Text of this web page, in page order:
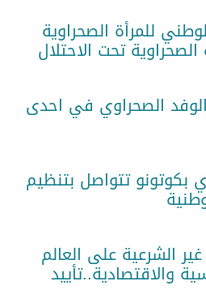
للمرأة الصحراوية
تحت الاحتلال
الصحراوي في احدى
بكوتونو تتواصل بتنظيم
الشرعية على العالم
والاقتصادية..تأييد